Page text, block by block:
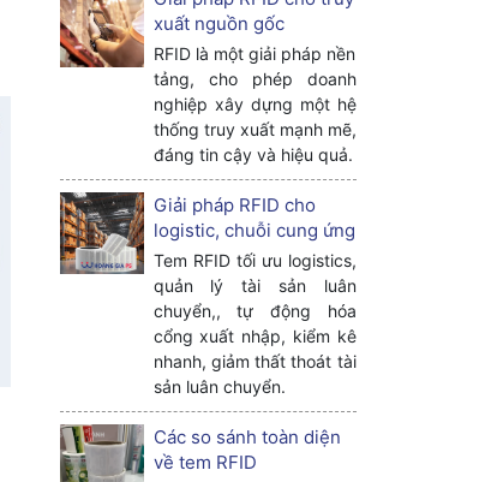
xuất nguồn gốc
RFID là một giải pháp nền
tảng, cho phép doanh
nghiệp xây dựng một hệ
thống truy xuất mạnh mẽ,
đáng tin cậy và hiệu quả.
Giải pháp RFID cho
logistic, chuỗi cung ứng
Tem RFID tối ưu logistics,
quản lý tài sản luân
chuyển,, tự động hóa
cổng xuất nhập, kiểm kê
nhanh, giảm thất thoát tài
sản luân chuyển.
Các so sánh toàn diện
về tem RFID